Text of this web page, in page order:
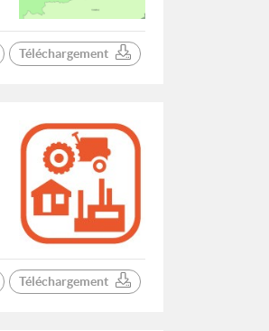
Téléchargement
Téléchargement